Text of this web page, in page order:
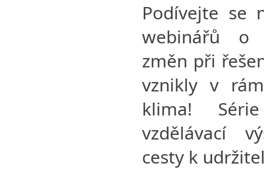
Podívejte se
webinářů o
změn při
vznikly v
klima!
vzdělávací
cesty k